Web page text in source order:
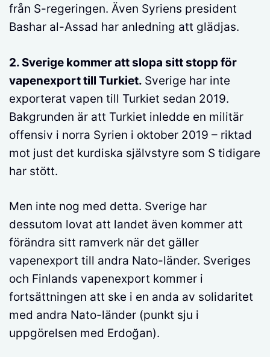
från S-regeringen. Även Syriens president
Bashar al-Assad har anledning att glädjas.
2. Sverige kommer att slopa sitt stopp för
vapenexport till Turkiet. Sverige har inte
exporterat vapen till Turkiet sedan 2019.
Bakgrunden är att Turkiet inledde en militär
offensiv i norra Syrien i oktober 2019 – riktad
mot just det kurdiska självstyre som S tidigare
har stött.
Men inte nog med detta. Sverige har
dessutom lovat att landet även kommer att
förändra sitt ramverk när det gäller
vapenexport till andra Nato-länder. Sveriges
och Finlands vapenexport kommer i
fortsättningen att ske i en anda av solidaritet
med andra Nato-länder (punkt sju i
uppgörelsen med Erdoğan).